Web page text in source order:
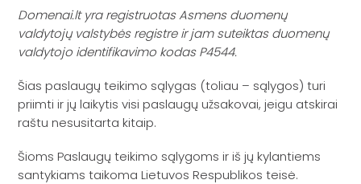
Domenai.lt yra registruotas Asmens duomenų
valdytojų valstybės registre ir jam suteiktas duomenų
valdytojo identifikavimo kodas P4544.
Šias paslaugų teikimo sąlygas (toliau – sąlygos) turi
priimti ir jų laikytis visi paslaugų užsakovai, jeigu atskirai
raštu nesusitarta kitaip.
Šioms Paslaugų teikimo sąlygoms ir iš jų kylantiems
santykiams taikoma Lietuvos Respublikos teisė.